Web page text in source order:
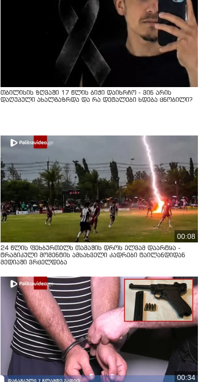
თბილისის ზღვაში 17 წლის ბიჭი დაიხრჩო - ვინ არის
დაღუპული ახალგაზრდა და რა დეტალები ხდება ცნობილი?
00:08
24 წლის ფეხბურთელს თამაშის დროს ელვამ დაარტყა -
ტრაგიკული მომენტის ამსახველი კადრები ტაილანდიდან
მედიაში ვრცელდება
00:34